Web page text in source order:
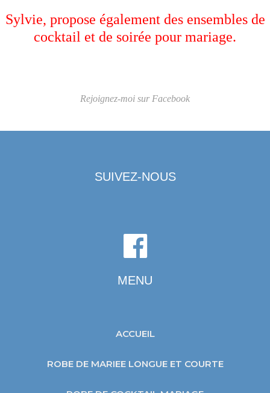
Sylvie, propose également des ensembles de
cocktail et de soirée pour mariage.
Rejoignez-moi sur Facebook
SUIVEZ-NOUS
MENU
ACCUEIL
ROBE DE MARIEE LONGUE ET COURTE